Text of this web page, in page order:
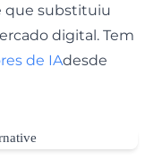
que substituiu
digital. Tem
de IAdesde